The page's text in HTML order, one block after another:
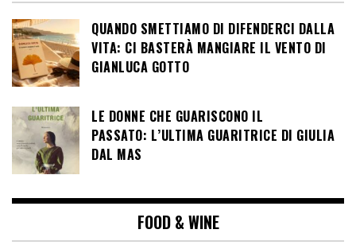
QUANDO SMETTIAMO DI DIFENDERCI DALLA
VITA: CI BASTERÀ MANGIARE IL VENTO DI
GIANLUCA GOTTO
LE DONNE CHE GUARISCONO IL
PASSATO: L’ULTIMA GUARITRICE DI GIULIA
DAL MAS
FOOD & WINE